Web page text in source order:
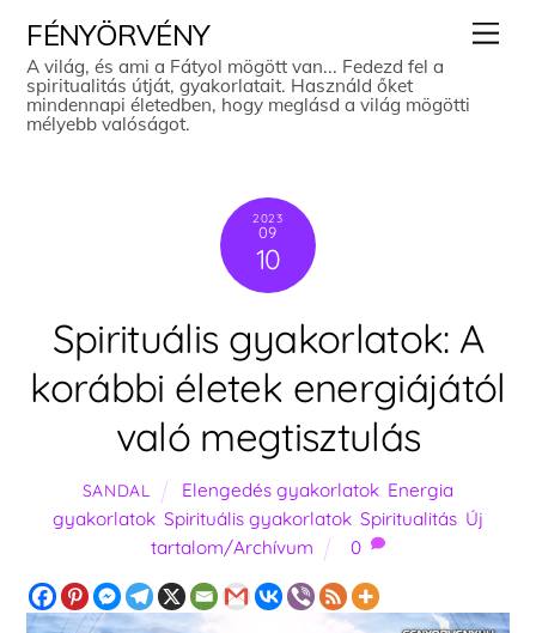
content
FÉNYÖRVÉNY
A világ, és ami a Fátyol mögött van... Fedezd fel a
spiritualitás útját, gyakorlatait. Használd őket
mindennapi életedben, hogy meglásd a világ mögötti
mélyebb valóságot.
2023
09
10
Spirituális gyakorlatok: A
korábbi életek energiájától
való megtisztulás
SANDAL Elengedés gyakorlatok Energia
gyakorlatok Spirituális gyakorlatok Spiritualitás Új
tartalom/Archívum
0